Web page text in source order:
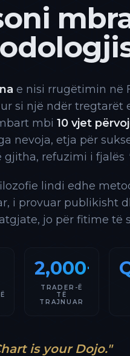
e nisi rrugëtimin në
si një ndër tregtarët
mbi 10 vjet
nevoja, etja për
gjitha, refuzimi i fjalës
lindi edhe
i provuar publikisht
jo për fitime të
2,000+
TRADER-Ë
TË
TRAJNUAR
is your Dojo."